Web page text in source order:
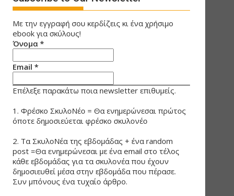
Με την εγγραφή σου κερδίζεις κι ένα χρήσιμο
ebook για σκύλους!
Όνομα *
Email *
Επέλεξε παρακάτω ποια newsletter επιθυμείς.
1. Φρέσκο ΣκυλοΝέο = Θα ενημερώνεσαι πρώτος
όποτε δημοσιεύεται φρέσκο σκυλονέο
2. Τα ΣκυλοΝέα της εβδομάδας + ένα random
post =Θα ενημερώνεσαι με ένα email στο τέλος
κάθε εβδομάδας για τα σκυλονέα που έχουν
δημοσιευθεί μέσα στην εβδομάδα που πέρασε.
Συν μπόνους ένα τυχαίο άρθρο.